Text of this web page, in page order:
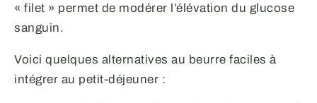
« filet » permet de modérer l’élévation du glucose
sanguin.
Voici quelques alternatives au beurre faciles à
intégrer au petit-déjeuner :